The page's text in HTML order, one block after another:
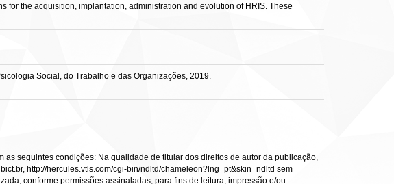
the acquisition, implantation, administration and evolution of HRIS. These
Social, do Trabalho e das Organizações, 2019.
seguintes condições: Na qualidade de titular dos direitos de autor da publicação,
http://hercules.vtls.com/cgi-bin/ndltd/chameleon?lng=pt&skin=ndltd sem
conforme permissões assinaladas, para fins de leitura, impressão e/ou